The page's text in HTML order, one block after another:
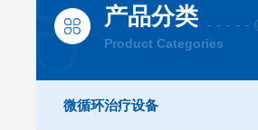
产品分类
Product Categories
微循环治疗设备